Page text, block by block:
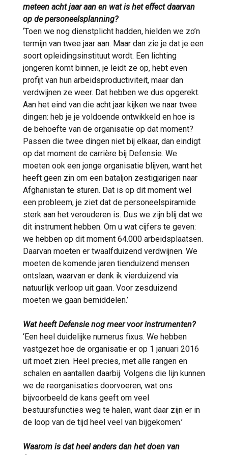
meteen acht jaar aan en wat is het effect daarvan
op de personeelsplanning?
‘Toen we nog dienstplicht hadden, hielden we zo’n
termijn van twee jaar aan. Maar dan zie je dat je een
soort opleidingsinstituut wordt. Een lichting
jongeren komt binnen, je leidt ze op, hebt even
profijt van hun arbeidsproductiviteit, maar dan
verdwijnen ze weer. Dat hebben we dus opgerekt.
Aan het eind van die acht jaar kijken we naar twee
dingen: heb je je voldoende ontwikkeld en hoe is
de behoefte van de organisatie op dat moment?
Passen die twee dingen niet bij elkaar, dan eindigt
op dat moment de carrière bij Defensie. We
moeten ook een jonge organisatie blijven, want het
heeft geen zin om een bataljon zestigjarigen naar
Afghanistan te sturen. Dat is op dit moment wel
een probleem, je ziet dat de personeelspiramide
sterk aan het verouderen is. Dus we zijn blij dat we
dit instrument hebben. Om u wat cijfers te geven:
we hebben op dit moment 64.000 arbeidsplaatsen.
Daarvan moeten er twaalfduizend verdwijnen. We
moeten de komende jaren tienduizend mensen
ontslaan, waarvan er denk ik vierduizend via
natuurlijk verloop uit gaan. Voor zesduizend
moeten we gaan bemiddelen.’
Wat heeft Defensie nog meer voor instrumenten?
‘Een heel duidelijke numerus fixus. We hebben
vastgezet hoe de organisatie er op 1 januari 2016
uit moet zien. Heel precies, met alle rangen en
schalen en aantallen daarbij. Volgens die lijn kunnen
we de reorganisaties doorvoeren, wat ons
bijvoorbeeld de kans geeft om veel
bestuursfuncties weg te halen, want daar zijn er in
de loop van de tijd heel veel van bijgekomen.’
Waarom is dat heel anders dan het doen van